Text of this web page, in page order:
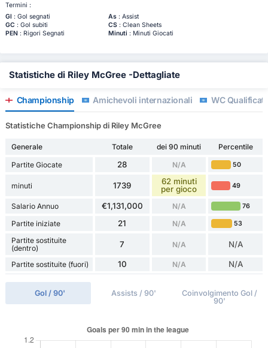
Termini :
Gl : Gol segnati As: Assist
GC : Gol subiti CS: Clean Sheets
PEN: Rigori Segnati Minuti : Minuti Giocati
Statistiche di Riley McGree -Dettagliate
Championship Amichevoli internazionali WC
Statistiche Championship di Riley McGree
Generale Totale dei 90 minuti
Percentile
Partite Giocate
28 N/A 50
minuti 1739
62 minuti
per gioco
49
Salario Annuo €1,131,000 N/A 76
Partite iniziate 21 N/A 53
Partite sostituite
(dentro)
7 N/A N/A
Partite sostituite (fuori) 10 N/A N/A
Gol / 90' Assists / 90'
Coinvolgimento Gol /
90'